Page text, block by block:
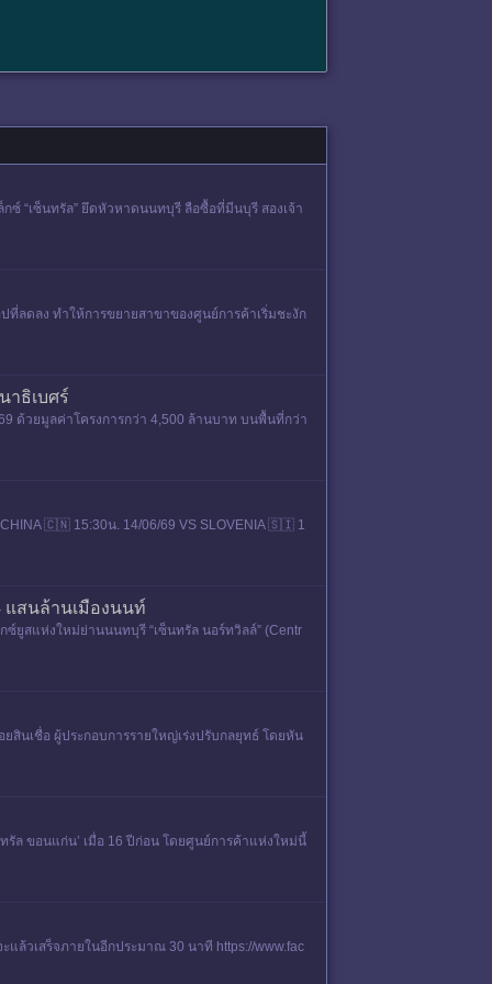
ซ์ “เซ็นทรัล” ยึดหัวหาดนนทบุรี ลือซื้อที่มีนบุรี สองเจ้า
ที่ลดลง ทำให้การขยายสาขาของศูนย์การค้าเริ่มชะงัก
าธิเบศร์
ด้วยมูลค่าโครงการกว่า 4,500 ล้านบาท บนพื้นที่กว่า
🇨🇳 15:30น. 14/06/69 VS SLOVENIA 🇸🇮 1
แสนล้านเมืองนนท์
สแห่งใหม่ย่านนนทบุรี “เซ็นทรัล นอร์ทวิลล์” (Centr
สินเชื่อ ผู้ประกอบการรายใหญ่เร่งปรับกลยุทธ์ โดยหัน
รัล ขอนแก่น’ เมื่อ 16 ปีก่อน โดยศูนย์การค้าแห่งใหม่นี้
ล้วเสร็จภายในอีกประมาณ 30 นาที https://www.fac